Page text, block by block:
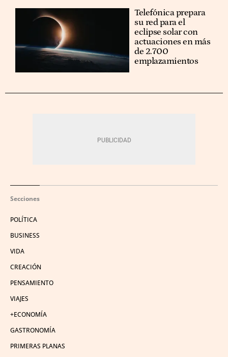
Telefónica prepara
su red para el
eclipse solar con
actuaciones en más
de 2.700
emplazamientos
Secciones
POLÍTICA
BUSINESS
VIDA
CREACIÓN
PENSAMIENTO
VIAJES
+ECONOMÍA
GASTRONOMÍA
PRIMERAS PLANAS